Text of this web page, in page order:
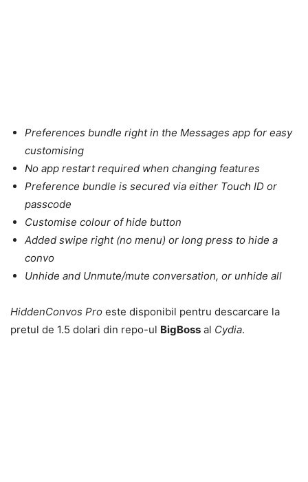
Preferences bundle right in the Messages app for easy
customising
No app restart required when changing features
Preference bundle is secured via either Touch ID or
passcode
Customise colour of hide button
Added swipe right (no menu) or long press to hide a
convo
Unhide and Unmute/mute conversation, or unhide all
HiddenConvos Pro este disponibil pentru descarcare la
pretul de 1.5 dolari din repo-ul BigBoss al Cydia.